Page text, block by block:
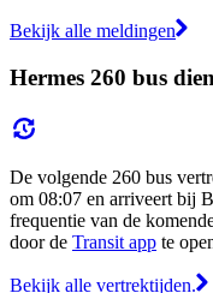
Bekijk alle meldingen
Hermes 260 bus
De volgende 260 bus
om 08:07 en arriveert bij
frequentie van de
door de Transit app te
Bekijk alle vertrektijden.